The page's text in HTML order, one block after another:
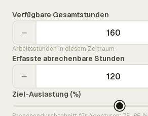
Verfügbare Gesamtstunden
−
Arbeitsstunden in diesem Zeitraum
Erfasste abrechenbare Stunden
−
Ziel-Auslastung (%)